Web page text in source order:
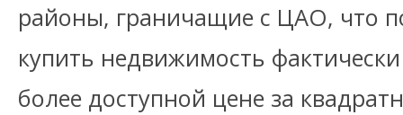
районы, граничащие с ЦАО, что
купить недвижимость
более доступной цене за